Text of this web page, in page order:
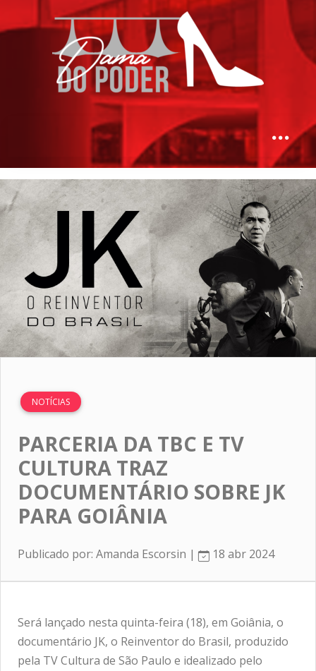
NOTÍCIAS
PARCERIA DA TBC E TV
CULTURA TRAZ
DOCUMENTÁRIO SOBRE JK
PARA GOIÂNIA
Publicado por: Amanda Escorsin | 18 abr 2024
Será lançado nesta quinta-feira (18), em Goiânia, o
documentário JK, o Reinventor do Brasil, produzido
pela TV Cultura de São Paulo e idealizado pelo